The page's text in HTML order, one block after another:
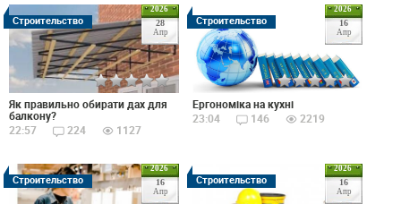
2026
28
Апр
Строительство
Як правильно обирати дах для
балкону?
22:57
224 1127
2026
16
Апр
Строительство
Ергономіка на кухні
23:04
146 2219
2026
16
Апр
Строительство
2026
16
Апр
Строительство